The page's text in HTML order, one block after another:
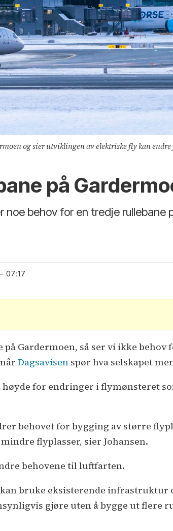
og sier utviklingen av elektriske fly kan
på
noe behov for en tredje
07:17
Gardermoen, så ser vi ikke
nårDagsavisen spør hva selskapet
for endringer i flymønsteret
behovet for bygging av større
flyplasser, sier Johansen.
behovene til luftfarten.
bruke eksisterende infrastruktur
gjøre uten å bygge ut flere